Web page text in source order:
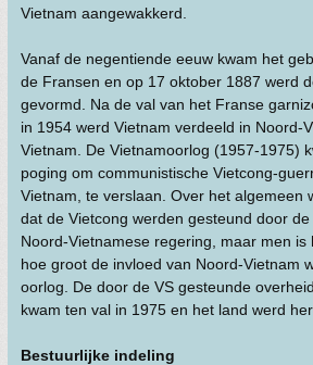
Vietnam aangewakkerd.
Vanaf de negentiende eeuw kwam het
de Fransen en op 17 oktober 1887 werd
gevormd. Na de val van het Franse
in 1954 werd Vietnam verdeeld in Noord-
Vietnam. De Vietnamoorlog (1957-1975)
poging om communistische Vietcong-
Vietnam, te verslaan. Over het algemeen
dat de Vietcong werden gesteund door
Noord-Vietnamese regering, maar men
hoe groot de invloed van Noord-Vietnam
oorlog. De door de VS gesteunde
kwam ten val in 1975 en het land werd
Bestuurlijke indeling